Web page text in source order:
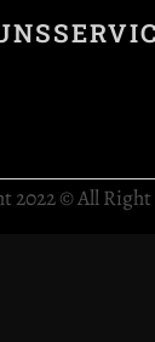
2022 © All